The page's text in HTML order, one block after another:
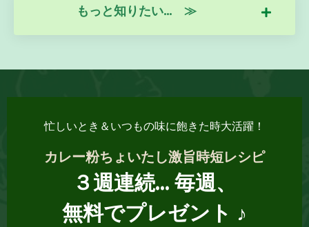
もっと知りたい... ≫
忙しいとき＆いつもの味に飽きた時大活躍！
カレー粉ちょいたし激旨時短レシピ
３週連続... 毎週、
無料でプレゼント ♪